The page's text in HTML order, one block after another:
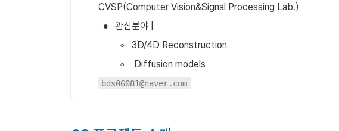
CVSP(Computer Vision&Signal Processing Lab.)
• 관심분야 |
◦ 3D/4D Reconstruction
◦ Diffusion models
bds06081@naver.com